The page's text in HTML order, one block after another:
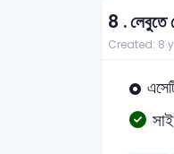
8 .লেবুতে
Created: 8